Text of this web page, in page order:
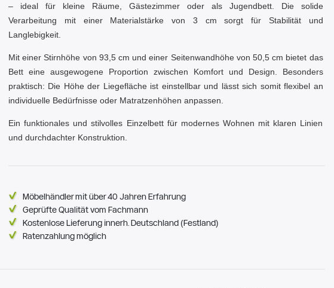
– ideal für kleine Räume, Gästezimmer oder als Jugendbett. Die solide
Verarbeitung mit einer Materialstärke von 3 cm sorgt für Stabilität und
Langlebigkeit.
Mit einer Stirnhöhe von 93,5 cm und einer Seitenwandhöhe von 50,5 cm bietet das
Bett eine ausgewogene Proportion zwischen Komfort und Design. Besonders
praktisch: Die Höhe der Liegefläche ist einstellbar und lässt sich somit flexibel an
individuelle Bedürfnisse oder Matratzenhöhen anpassen.
Ein funktionales und stilvolles Einzelbett für modernes Wohnen mit klaren Linien
und durchdachter Konstruktion.
Möbelhändler mit über 40 Jahren Erfahrung
Geprüfte Qualität vom Fachmann
Kostenlose Lieferung innerh. Deutschland (Festland)
Ratenzahlung möglich